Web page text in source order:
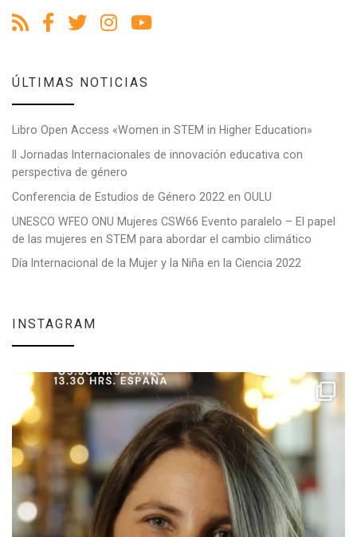
ÚLTIMAS NOTICIAS
Libro Open Access «Women in STEM in Higher Education»
II Jornadas Internacionales de innovación educativa con
perspectiva de género
Conferencia de Estudios de Género 2022 en OULU
UNESCO WFEO ONU Mujeres CSW66 Evento paralelo – El papel
de las mujeres en STEM para abordar el cambio climático
Día Internacional de la Mujer y la Niña en la Ciencia 2022
INSTAGRAM